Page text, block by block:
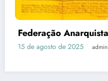
Federação
15 de agosto de 2025 admin